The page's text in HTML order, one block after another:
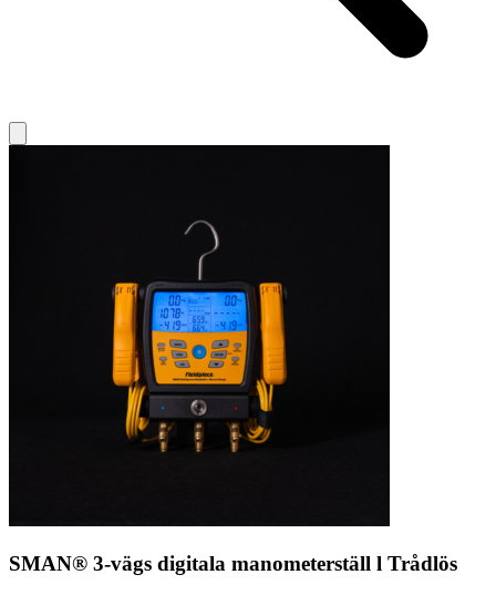
SMAN® 3-vägs digitala manometerställ l Trådlös